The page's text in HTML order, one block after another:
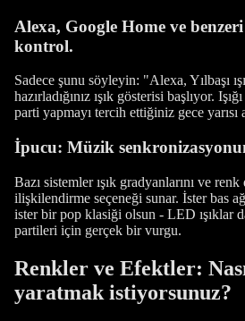
Alexa, Google Home ve
kontrol.
Sadece şunu söyleyin: "Alexa, Yılbaşı
hazırladığınız ışık gösterisi başlıyor.
parti yapmayı tercih ettiğiniz gece yarısı
İpucu: Müzik
Bazı sistemler ışık gradyanlarını ve
ilişkilendirme seçeneği sunar. İster bas
ister bir pop klasiği olsun - LED ışıklar
partileri için gerçek bir vurgu.
Renkler ve Efektler:
yaratmak istiyorsunuz?